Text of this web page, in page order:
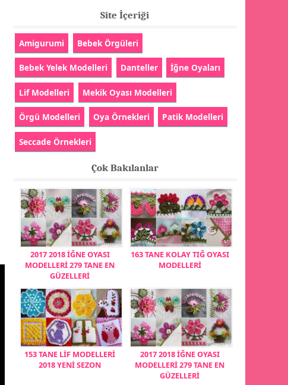
Site İçeriği
Amigurumi Bebek Örgüleri
Bebek Yelek Modelleri Danteller İğne Oyaları
Lif Modelleri Mekik Oyası Modelleri
Örgü Modelleri Oya Örnekleri Patik Modelleri
Seccade Örnekleri
Çok Bakılanlar
2017 2018 İĞNE OYASI
MODELLERİ 279 TANE EN
GÜZELLERİ
163 TANE KOLAY TIĞ OYASI
MODELLERİ
153 TANE LİF MODELLERİ
2018 YENİ SEZON
2017 2018 İĞNE OYASI
MODELLERİ 279 TANE EN
GÜZELLERİ